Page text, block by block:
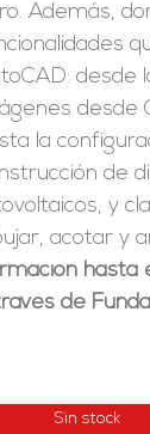
Además,
desde
desde
la
de
y
acotar y
hasta
de
Sin stock